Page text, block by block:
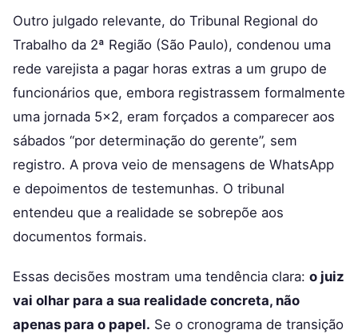
Outro julgado relevante, do Tribunal Regional do
Trabalho da 2ª Região (São Paulo), condenou uma
rede varejista a pagar horas extras a um grupo de
funcionários que, embora registrassem formalmente
uma jornada 5×2, eram forçados a comparecer aos
sábados “por determinação do gerente”, sem
registro. A prova veio de mensagens de WhatsApp
e depoimentos de testemunhas. O tribunal
entendeu que a realidade se sobrepõe aos
documentos formais.
Essas decisões mostram uma tendência clara: o juiz
vai olhar para a sua realidade concreta, não
apenas para o papel. Se o cronograma de transição